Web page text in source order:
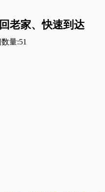
老家、快速到达
量:51